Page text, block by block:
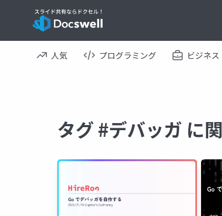
人気 プログラミング ビジネス
タグ #デバッガ に